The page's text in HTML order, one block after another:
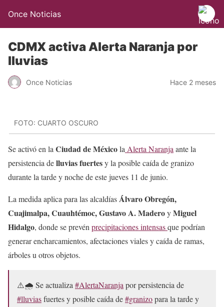
Once Noticias
CDMX activa Alerta Naranja por
lluvias
Once Noticias Hace 2 meses
FOTO: CUARTO OSCURO
Se activó en la Ciudad de Méxicola Alerta Naranja ante la
persistencia delluvias fuertesy la posible caída de granizo
durante la tarde y noche de este jueves 11 de junio.
La medida aplica para las alcaldíasÁlvaro Obregón,
Cuajimalpa, Cuauhtémoc, Gustavo A. MaderoyMiguel
Hidalgo, donde se prevén precipitaciones intensasque podrían
generar encharcamientos, afectaciones viales y caída de ramas,
árboles u otros objetos.
⚠️🌧️ Se actualiza #AlertaNaranja por persistencia de
#lluviasfuertes y posible caída de#granizopara la tarde y